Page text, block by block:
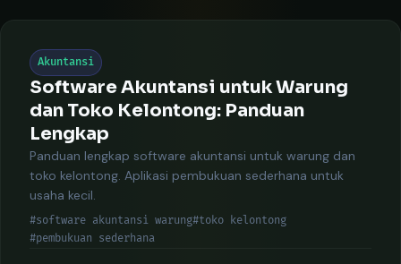
Akuntansi
Software Akuntansi untuk Warung
dan Toko Kelontong: Panduan
Lengkap
Panduan lengkap software akuntansi untuk warung dan
toko kelontong. Aplikasi pembukuan sederhana untuk
usaha kecil.
#software akuntansi warung#toko kelontong
#pembukuan sederhana